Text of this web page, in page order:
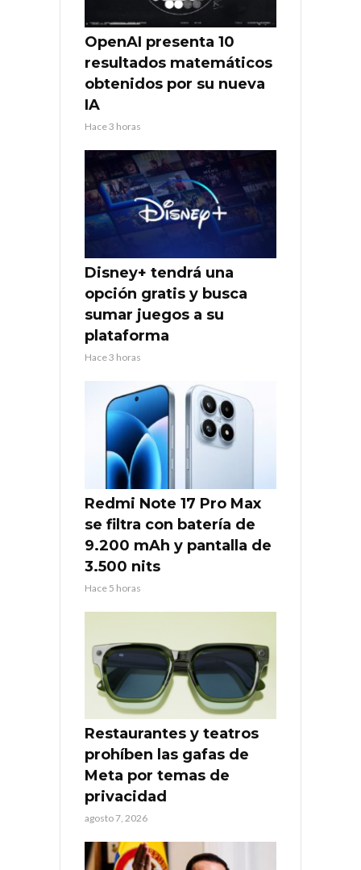
OpenAI presenta 10
resultados matemáticos
obtenidos por su nueva
IA
Hace 3 horas
Disney+ tendrá una
opción gratis y busca
sumar juegos a su
plataforma
Hace 3 horas
Redmi Note 17 Pro Max
se filtra con batería de
9.200 mAh y pantalla de
3.500 nits
Hace 5 horas
Restaurantes y teatros
prohíben las gafas de
Meta por temas de
privacidad
agosto 7, 2026